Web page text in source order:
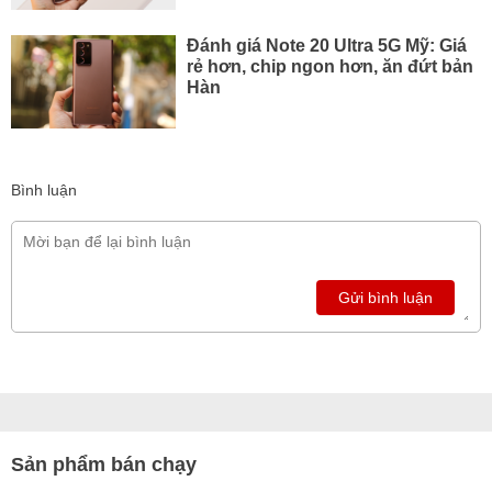
Đánh giá Note 20 Ultra 5G Mỹ: Giá
rẻ hơn, chip ngon hơn, ăn đứt bản
Hàn
Bình luận
Gửi bình luận
Sản phẩm bán chạy